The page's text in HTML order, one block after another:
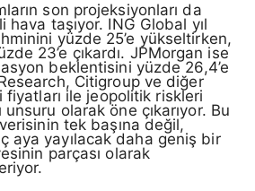
son projeksiyonları da
taşıyor. ING Global yıl
yüzde 25’e yükseltirken,
23’e çıkardı. JPMorgan ise
beklentisini yüzde 26,4’e
Citigroup ve diğer
ile jeopolitik riskleri
unsuru olarak öne çıkarıyor. Bu
tek başına değil,
aya yayılacak daha geniş bir
parçası olarak